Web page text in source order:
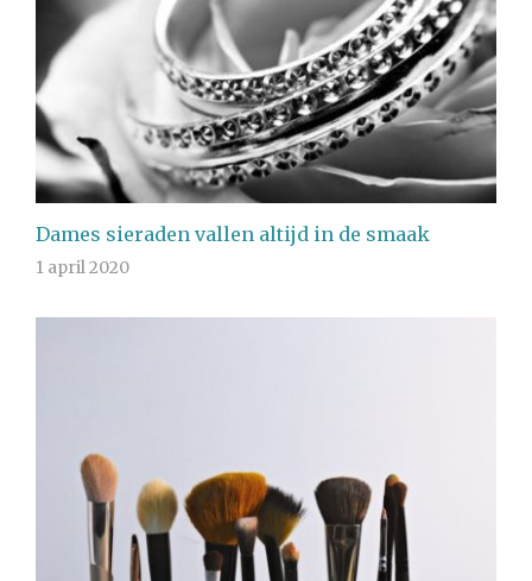
Dames sieraden vallen altijd in de smaak
1 april 2020